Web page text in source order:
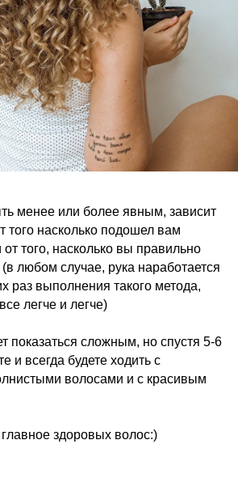
менее или более явным, зависит
того насколько подошел вам
от того, насколько вы правильно
любом случае, рука наработается
раз выполнения такого метода,
легче и легче)
показаться сложным, но спустя 5-6
и всегда будете ходить с
волосами и с красивым
здоровых волос:)